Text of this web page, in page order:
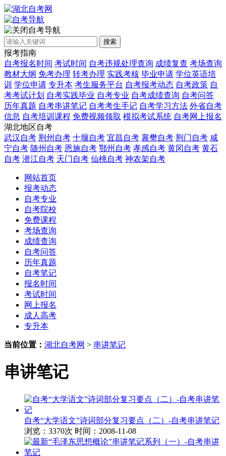
自考导航
搜索
报考指南
自考报名时间 考试时间 自考违规处理查询 成绩复查 考场查询
教材大纲 免考办理 转考办理 实践考核 毕业申请 学位英语培
训 学位申请 专升本 考生服务平台 自考报考动态 自考政策 自
考考试计划 自考实践毕业 自考专业 自考成绩查询 自考问答
历年真题 自考串讲笔记 自考考生手记 自考学习方法 外省自考
信息 自考培训课程 免费视频领取 模拟考试系统 自考网上报名
湖北地区自考
武汉自考 荆州自考 十堰自考 宜昌自考 襄樊自考 荆门自考 咸
宁自考 随州自考 恩施自考 鄂州自考 孝感自考 黄冈自考 黄石
自考 潜江自考 天门自考 仙桃自考 神农架自考
网站首页
报考动态
自考专业
自考院校
免费课程
考场查询
成绩查询
自考问答
历年真题
自考笔记
报名时间
考试时间
网上报名
成人高考
专升本
当前位置： 湖北自考网 > 串讲笔记
串讲笔记
自考“大学语文”诗词部分复习要点（二）-自考串讲笔记
浏览：3370次 时间：2008-11-08